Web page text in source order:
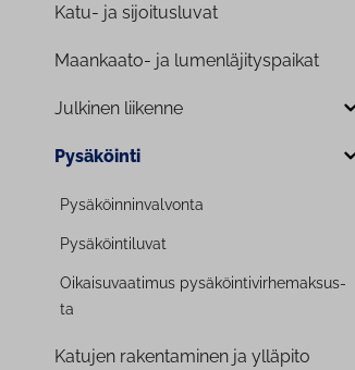
Katu- ja si­joi­tus­lu­vat
Maankaato- ja lu­men­lä­ji­tys­pai­kat
Julkinen liikenne
Pysäköinti
Py­sä­köin­nin­val­von­ta
Py­sä­köin­ti­lu­vat
Oi­kai­su­vaa­ti­mus py­sä­köin­ti­vir­he­mak­sus­
ta
Katujen ra­ken­ta­mi­nen ja ylläpito